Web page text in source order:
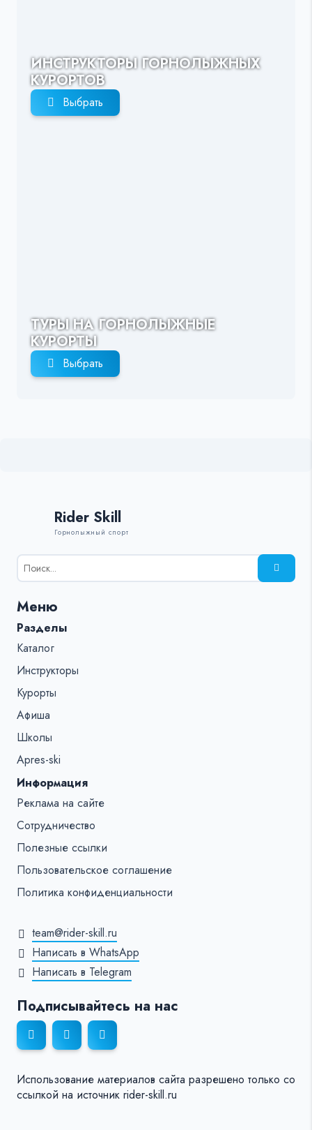
ИНСТРУКТОРЫ ГОРНОЛЫЖНЫХ
КУРОРТОВ
Выбрать
ТУРЫ НА ГОРНОЛЫЖНЫЕ
КУРОРТЫ
Выбрать
Rider Skill
Горнолыжный спорт
Результаты
поиска
%s:
Меню
Разделы
Каталог
Инструкторы
Курорты
Афиша
Школы
Apres-ski
Информация
Реклама на сайте
Сотрудничество
Полезные ссылки
Пользовательское соглашение
Политика конфиденциальности
team@rider-skill.ru
Написать в WhatsApp
Написать в Telegram
Подписывайтесь на нас
Использование материалов сайта разрешено только со
ссылкой на источник rider-skill.ru